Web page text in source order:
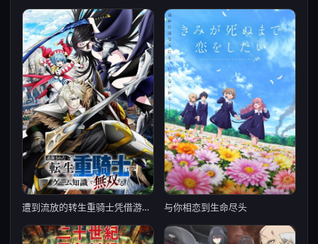
遭到流放的转生重骑士凭借游戏知识大开无双 与你相恋到生命尽头